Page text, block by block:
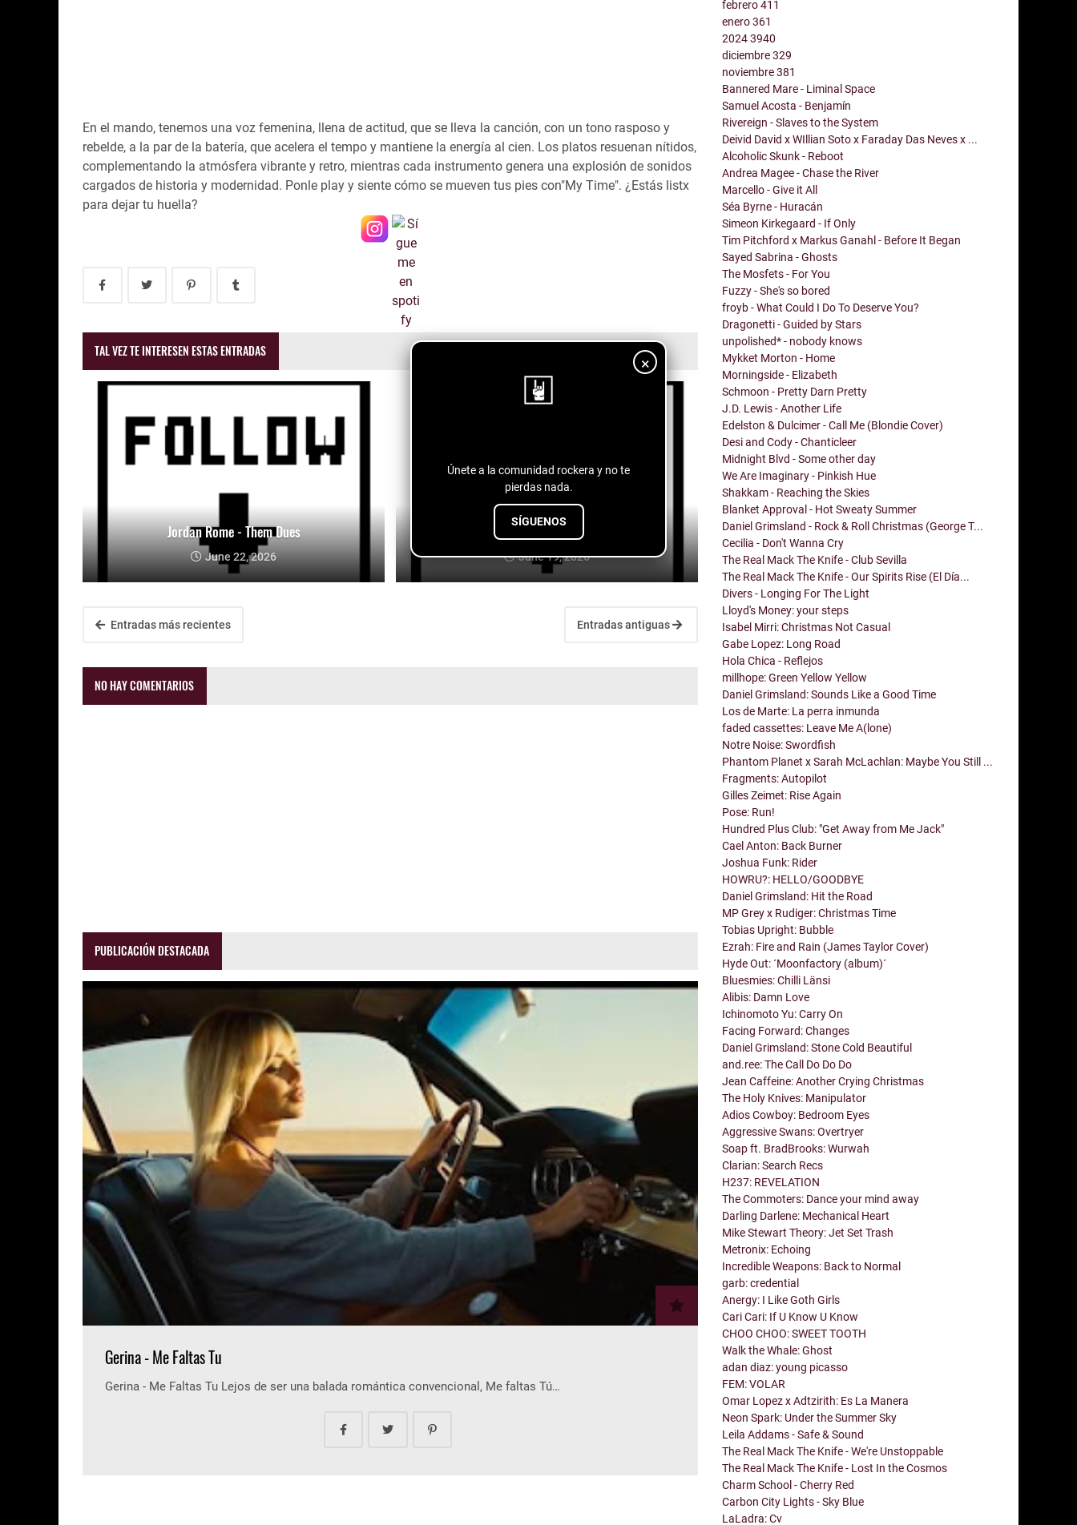
×
Únete a la comunidad rockera y no te
pierdas nada.
SÍGUENOS
En el mando, tenemos una voz femenina, llena de actitud, que se lleva la canción, con un tono rasposo y
rebelde, a la par de la batería, que acelera el tempo y mantiene la energía al cien. Los platos resuenan nítidos,
complementando la atmósfera vibrante y retro, mientras cada instrumento genera una explosión de sonidos
cargados de historia y modernidad. Ponle play y siente cómo se mueven tus pies con"My Time". ¿Estás listx
para dejar tu huella?
TAL VEZ TE INTERESEN ESTAS ENTRADAS
Jordan Rome - Them Dues
June 22, 2026
Jeremy & the Harlequins - Let Me Down
June 19, 2026
Entradas más recientes Entradas antiguas
NO HAY COMENTARIOS
PUBLICACIÓN DESTACADA
Gerina - Me Faltas Tu
Gerina - Me Faltas Tu Lejos de ser una balada romántica convencional, Me faltas Tú…
febrero411
enero361
20243940
diciembre329
noviembre381
Bannered Mare - Liminal Space
Samuel Acosta - Benjamín
Rivereign - Slaves to the System
Deivid David x WIllian Soto x Faraday Das Neves x ...
Alcoholic Skunk - Reboot
Andrea Magee - Chase the River
Marcello - Give it All
Séa Byrne - Huracán
Simeon Kirkegaard - If Only
Tim Pitchford x Markus Ganahl - Before It Began
Sayed Sabrina - Ghosts
The Mosfets - For You
Fuzzy - She's so bored
froyb - What Could I Do To Deserve You?
Dragonetti - Guided by Stars
unpolished* - nobody knows
Mykket Morton - Home
Morningside - Elizabeth
Schmoon - Pretty Darn Pretty
J.D. Lewis - Another Life
Edelston & Dulcimer - Call Me (Blondie Cover)
Desi and Cody - Chanticleer
Midnight Blvd - Some other day
We Are Imaginary - Pinkish Hue
Shakkam - Reaching the Skies
Blanket Approval - Hot Sweaty Summer
Daniel Grimsland - Rock & Roll Christmas (George T...
Cecilia - Don't Wanna Cry
The Real Mack The Knife - Club Sevilla
The Real Mack The Knife - Our Spirits Rise (El Día...
Divers - Longing For The Light
Lloyd's Money: your steps
Isabel Mirri: Christmas Not Casual
Gabe Lopez: Long Road
Hola Chica - Reflejos
millhope: Green Yellow Yellow
Daniel Grimsland: Sounds Like a Good Time
Los de Marte: La perra inmunda
faded cassettes: Leave Me A(lone)
Notre Noise: Swordfish
Phantom Planet x Sarah McLachlan: Maybe You Still ...
Fragments: Autopilot
Gilles Zeimet: Rise Again
Pose: Run!
Hundred Plus Club: "Get Away from Me Jack"
Cael Anton: Back Burner
Joshua Funk: Rider
HOWRU?: HELLO/GOODBYE
Daniel Grimsland: Hit the Road
MP Grey x Rudiger: Christmas Time
Tobias Upright: Bubble
Ezrah: Fire and Rain (James Taylor Cover)
Hyde Out: ´Moonfactory (album)´
Bluesmies: Chilli Länsi
Alibis: Damn Love
Ichinomoto Yu: Carry On
Facing Forward: Changes
Daniel Grimsland: Stone Cold Beautiful
and.ree: The Call Do Do Do
Jean Caffeine: Another Crying Christmas
The Holy Knives: Manipulator
Adios Cowboy: Bedroom Eyes
Aggressive Swans: Overtryer
Soap ft. BradBrooks: Wurwah
Clarian: Search Recs
H237: REVELATION
The Commoters: Dance your mind away
Darling Darlene: Mechanical Heart
Mike Stewart Theory: Jet Set Trash
Metronix: Echoing
Incredible Weapons: Back to Normal
garb: credential
Anergy: I Like Goth Girls
Cari Cari: If U Know U Know
CHOO CHOO: SWEET TOOTH
Walk the Whale: Ghost
adan diaz: young picasso
FEM: VOLAR
Omar Lopez x Adtzirith: Es La Manera
Neon Spark: Under the Summer Sky
Leila Addams - Safe & Sound
The Real Mack The Knife - We're Unstoppable
The Real Mack The Knife - Lost In the Cosmos
Charm School - Cherry Red
Carbon City Lights - Sky Blue
LaLadra: Cv